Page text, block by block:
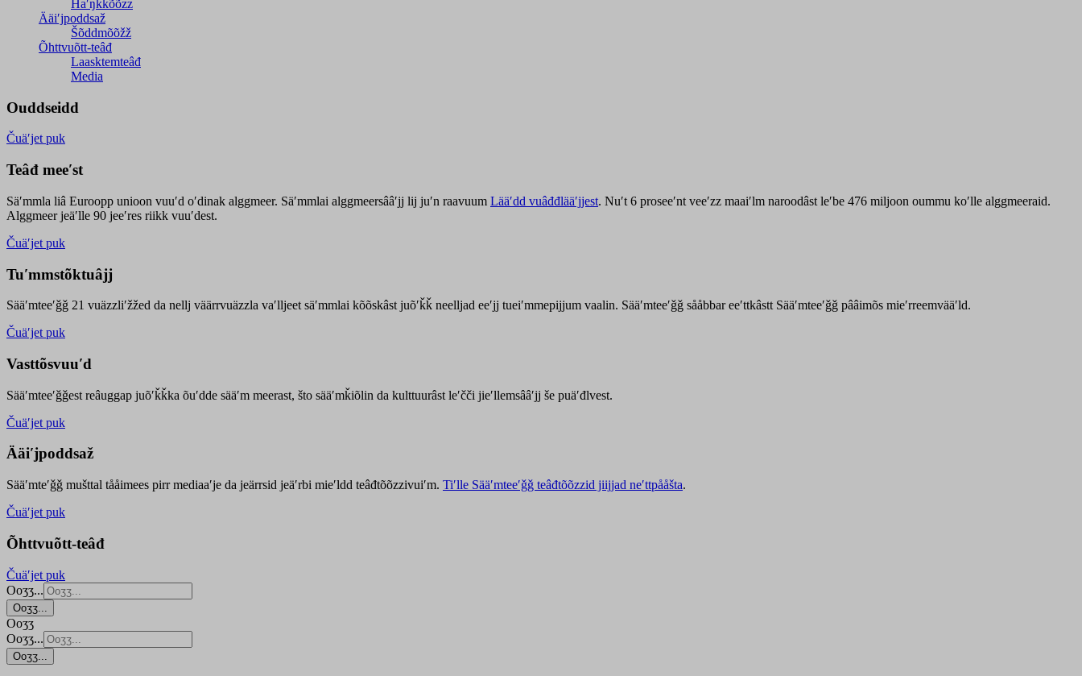
Haʹŋǩǩõõzz
Ääiʹjpoddsaž
Šõddmõõžž
Õhttvuõtt-teâđ
Laasktemteâđ
Media
Ouddseidd
Čuäʹjet puk
Teâđ meeʹst
Säʹmmla liâ Euroopp unioon vuuʹd oʹdinak alggmeer. Säʹmmlai alggmeersââʹjj lij juʹn raavuum Lääʹdd vuâđđlääʹjjest. Nuʹt 6 proseeʹnt veeʹzz maaiʹlm naroodâst leʹbe 476 miljoon oummu koʹlle alggmeeraid.
Alggmeer jeäʹlle 90 jeeʹres riikk vuuʹdest.
Čuäʹjet puk
Tuʹmmstõktuâjj
Sääʹmteeʹǧǧ 21 vuäzzliʹžžed da nellj väärrvuäzzla vaʹlljeet säʹmmlai kõõskâst juõʹǩǩ neelljad eeʹjj tueiʹmmepijjum vaalin. Sääʹmteeʹǧǧ sååbbar eeʹttkâstt Sääʹmteeʹǧǧ pââimõs mieʹrreemvääʹld.
Čuäʹjet puk
Vasttõsvuuʹd
Sääʹmteeʹǧǧest reâuggap juõʹǩǩka õuʹdde sääʹm meerast, što sääʹmǩiõlin da kulttuurâst leʹčči jieʹllemsââʹjj še puäʹđlvest.
Čuäʹjet puk
Ääiʹjpoddsaž
Sääʹmteʹǧǧ mušttal tååimees pirr mediaaʹje da jeärrsid jeäʹrbi mieʹldd teâđtõõzzivuiʹm. Tiʹlle Sääʹmteeʹǧǧ teâđtõõzzid jiijjad neʹttpååšta.
Čuäʹjet puk
Õhttvuõtt-teâđ
Čuäʹjet puk
Ooʒʒ...
Ooʒʒ...
Ooʒʒ
Ooʒʒ...
Ooʒʒ...